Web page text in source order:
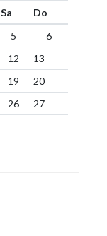
Sa
Do
5
6
12
13
19
20
26
27